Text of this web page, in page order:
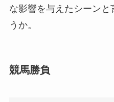
な影響を与えたシーンと
うか。
競馬勝負